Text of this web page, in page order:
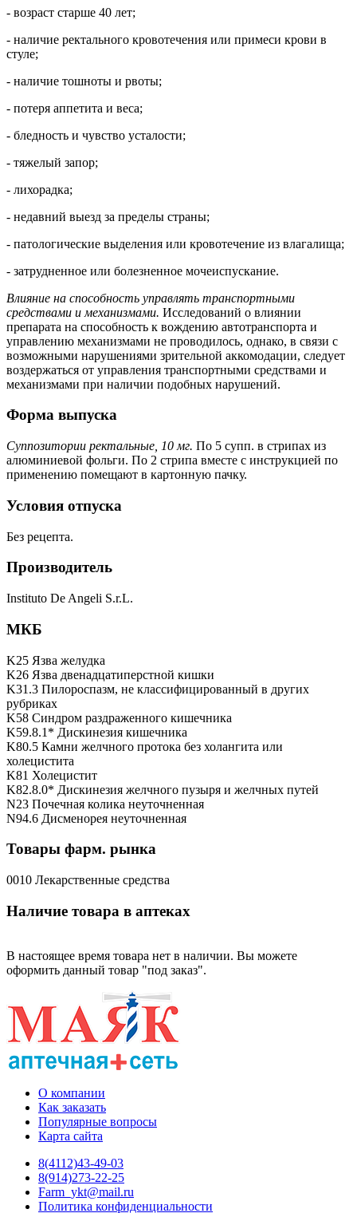
- возраст старше 40 лет;
- наличие ректального кровотечения или примеси крови в
стуле;
- наличие тошноты и рвоты;
- потеря аппетита и веса;
- бледность и чувство усталости;
- тяжелый запор;
- лихорадка;
- недавний выезд за пределы страны;
- патологические выделения или кровотечение из влагалища;
- затрудненное или болезненное мочеиспускание.
Влияние на способность управлять транспортными
средствами и механизмами. Исследований о влиянии
препарата на способность к вождению автотранспорта и
управлению механизмами не проводилось, однако, в связи с
возможными нарушениями зрительной аккомодации, следует
воздержаться от управления транспортными средствами и
механизмами при наличии подобных нарушений.
Форма выпуска
Суппозитории ректальные, 10 мг. По 5 супп. в стрипах из
алюминиевой фольги. По 2 стрипа вместе с инструкцией по
применению помещают в картонную пачку.
Условия отпуска
Без рецепта.
Производитель
Instituto De Angeli S.r.L.
МКБ
K25 Язва желудка
K26 Язва двенадцатиперстной кишки
K31.3 Пилороспазм, не классифицированный в других
рубриках
K58 Синдром раздраженного кишечника
K59.8.1* Дискинезия кишечника
K80.5 Камни желчного протока без холангита или
холецистита
K81 Холецистит
K82.8.0* Дискинезия желчного пузыря и желчных путей
N23 Почечная колика неуточненная
N94.6 Дисменорея неуточненная
Товары фарм. рынка
0010 Лекарственные средства
Наличие товара в аптеках
В настоящее время товара нет в наличии. Вы можете
оформить данный товар "под заказ".
О компании
Как заказать
Популярные вопросы
Карта сайта
8(4112)43-49-03
8(914)273-22-25
Farm_ykt@mail.ru
Политика конфиденциальности